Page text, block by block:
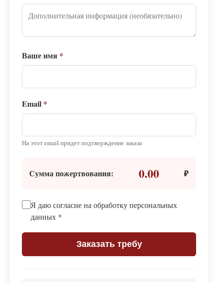
Ваше имя *
Email *
На этот email придет подтверждение заказа
Сумма пожертвования: 0.00 ₽
Я даю согласие на обработку персональных
данных *
Заказать требу